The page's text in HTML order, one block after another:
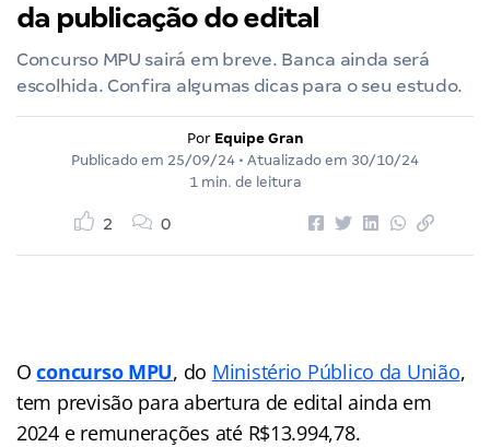
da publicação do edital
Concurso MPU sairá em breve. Banca ainda será
escolhida. Confira algumas dicas para o seu estudo.
Por Equipe Gran
Publicado em 25/09/24 • Atualizado em 30/10/24
1 min. de leitura
2 0
Oconcurso MPU, do Ministério Público da União,
tem previsão para abertura de edital ainda em
2024 e remunerações até R$13.994,78.